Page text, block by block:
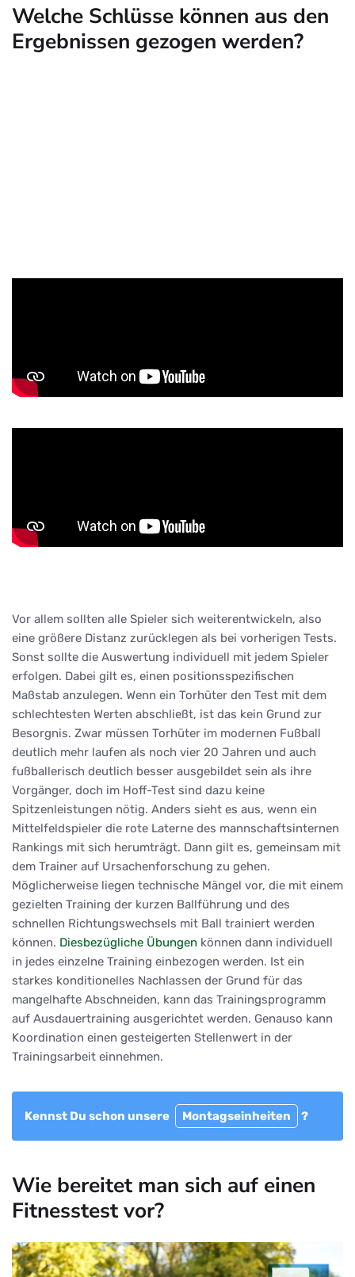
Welche Schlüsse können aus den
Ergebnissen gezogen werden?
Vor allem sollten alle Spieler sich weiterentwickeln, also
eine größere Distanz zurücklegen als bei vorherigen Tests.
Sonst sollte die Auswertung individuell mit jedem Spieler
erfolgen. Dabei gilt es, einen positionsspezifischen
Maßstab anzulegen. Wenn ein Torhüter den Test mit dem
schlechtesten Werten abschließt, ist das kein Grund zur
Besorgnis. Zwar müssen Torhüter im modernen Fußball
deutlich mehr laufen als noch vier 20 Jahren und auch
fußballerisch deutlich besser ausgebildet sein als ihre
Vorgänger, doch im Hoff-Test sind dazu keine
Spitzenleistungen nötig. Anders sieht es aus, wenn ein
Mittelfeldspieler die rote Laterne des mannschaftsinternen
Rankings mit sich herumträgt. Dann gilt es, gemeinsam mit
dem Trainer auf Ursachenforschung zu gehen.
Möglicherweise liegen technische Mängel vor, die mit einem
gezielten Training der kurzen Ballführung und des
schnellen Richtungswechsels mit Ball trainiert werden
können. Diesbezügliche Übungen können dann individuell
in jedes einzelne Training einbezogen werden. Ist ein
starkes konditionelles Nachlassen der Grund für das
mangelhafte Abschneiden, kann das Trainingsprogramm
auf Ausdauertraining ausgerichtet werden. Genauso kann
Koordination einen gesteigerten Stellenwert in der
Trainingsarbeit einnehmen.
Kennst Du schon unsere Montagseinheiten ?
Wie bereitet man sich auf einen
Fitnesstest vor?